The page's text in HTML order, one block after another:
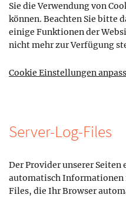
Sie die Verwendung von
können. Beachten Sie bitte
einige Funktionen der
nicht mehr zur Verfügung
Cookie Einstellungen
Server-Log-Files
Der Provider unserer Seiten
automatisch Informationen
Files, die Ihr Browser